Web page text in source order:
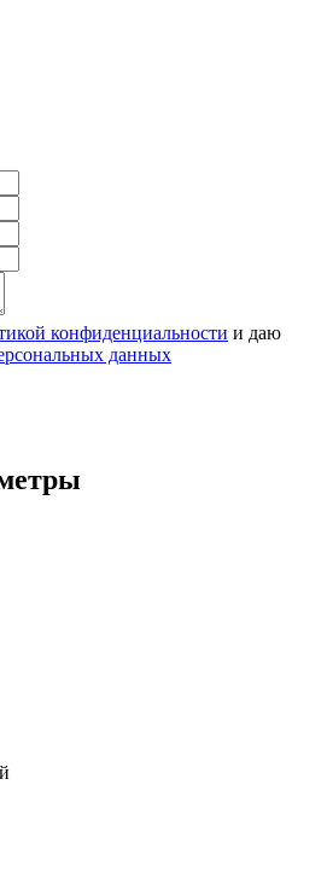
конфиденциальности и даю
данных